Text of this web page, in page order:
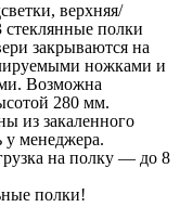
верхняя/
полки
закрываются на
ножками и
Возможна
280 мм.
из закаленного
у менеджера.
на полку — до 8
полки!